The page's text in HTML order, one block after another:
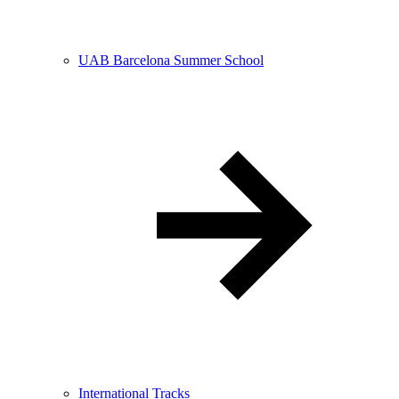
UAB Barcelona Summer School
International Tracks